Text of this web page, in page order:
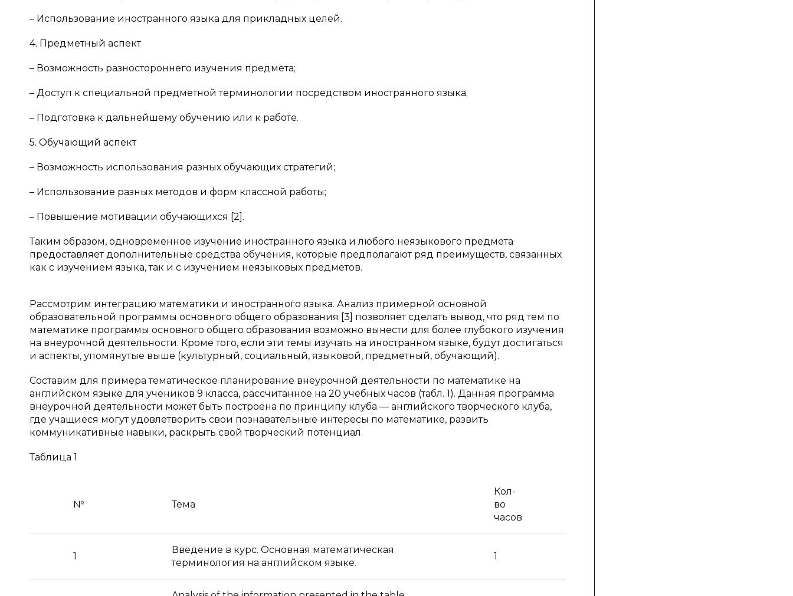
– Использование иностранного языка для прикладных целей.
4. Предметный аспект
– Возможность разностороннего изучения предмета;
– Доступ к специальной предметной терминологии посредством иностранного языка;
– Подготовка к дальнейшему обучению или к работе.
5. Обучающий аспект
– Возможность использования разных обучающих стратегий;
– Использование разных методов и форм классной работы;
– Повышение мотивации обучающихся [2].
Таким образом, одновременное изучение иностранного языка и любого неязыкового предмета
предоставляет дополнительные средства обучения, которые предполагают ряд преимуществ, связанных
как с изучением языка, так и с изучением неязыковых предметов.
Рассмотрим интеграцию математики и иностранного языка. Анализ примерной основной
образовательной программы основного общего образования [3] позволяет сделать вывод, что ряд тем по
математике программы основного общего образования возможно вынести для более глубокого изучения
на внеурочной деятельности. Кроме того, если эти темы изучать на иностранном языке, будут достигаться
и аспекты, упомянутые выше (культурный, социальный, языковой, предметный, обучающий).
Составим для примера тематическое планирование внеурочной деятельности по математике на
английском языке для учеников 9 класса, рассчитанное на 20 учебных часов (табл. 1). Данная программа
внеурочной деятельности может быть построена по принципу клуба — английского творческого клуба,
где учащиеся могут удовлетворить свои познавательные интересы по математике, развить
коммуникативные навыки, раскрыть свой творческий потенциал.
Таблица 1
№ Тема
Кол-
во
часов
1
Введение в курс. Основная математическая
терминология на английском языке.
1